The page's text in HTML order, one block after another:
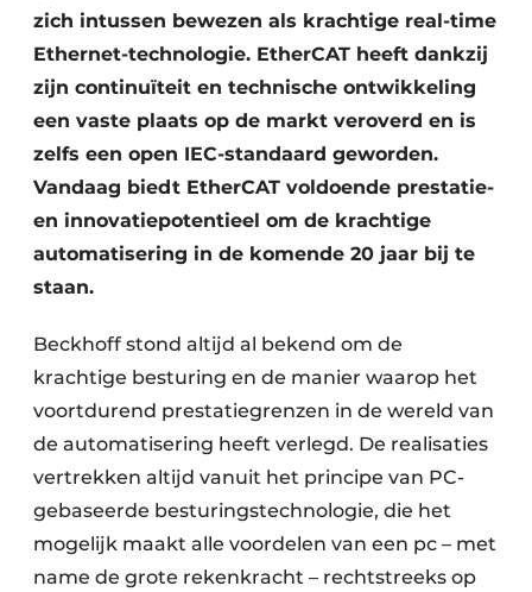
zich intussen bewezen als krachtige real-time
Ethernet-technologie. EtherCAT heeft dankzij
zijn continuïteit en technische ontwikkeling
een vaste plaats op de markt veroverd en is
zelfs een open IEC-standaard geworden.
Vandaag biedt EtherCAT voldoende prestatie-
en innovatiepotentieel om de krachtige
automatisering in de komende 20 jaar bij te
staan.
Beckhoff stond altijd al bekend om de
krachtige besturing en de manier waarop het
voortdurend prestatiegrenzen in de wereld van
de automatisering heeft verlegd. De realisaties
vertrekken altijd vanuit het principe van PC-
gebaseerde besturingstechnologie, die het
mogelijk maakt alle voordelen van een pc – met
name de grote rekenkracht – rechtstreeks op